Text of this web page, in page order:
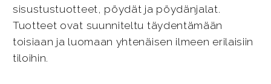
sisustustuotteet, pöydät ja pöydänjalat.
Tuotteet ovat suunniteltu täydentämään
toisiaan ja luomaan yhtenäisen ilmeen erilaisiin
tiloihin.